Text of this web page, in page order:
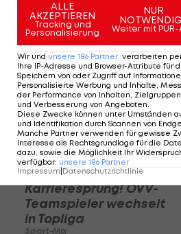
Mehr zum Thema
Karrieresprung! ÖVV-
Teamspieler wechselt
in Topliga
Sport-Mix
ALLE
AKZEPTIEREN
Tracking und
Personalisierung
NUR
Weiter mit PUR-
Wir und unsere 186 Partner verarbeiten
Ihre IP-Adresse und Browser-Attribute für
Speichern von oder Zugriff auf
Personalisierte Werbung und Inhalte,
der Performance von Inhalten,
und Verbesserung von Angeboten.
Diese Zwecke können unter Umständen
und Identifikation durch Scannen von
Manche Partner verwenden für gewisse
Interesse als Rechtsgrundlage für die
dazu, sowie die Möglichkeit Ihr
verfügbar: unsere 186 Partner
Impressum Datenschutzrichtlinie